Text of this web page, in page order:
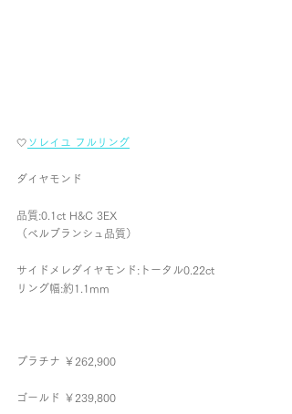
🤍 ソレイユ フルリング
ダイヤモンド
品質:0.1ct H&C 3EX
（ベルブランシュ品質）
サイドメレダイヤモンド:トータル0.22ct
リング幅:約1.1mm
プラチナ ￥262,900
ゴールド ￥239,800